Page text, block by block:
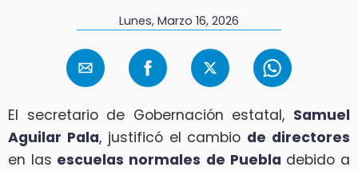
Lunes, Marzo 16, 2026
El secretario de Gobernación estatal, Samuel
Aguilar Pala, justificó el cambio de directores
en las escuelas normales de Puebla debido a